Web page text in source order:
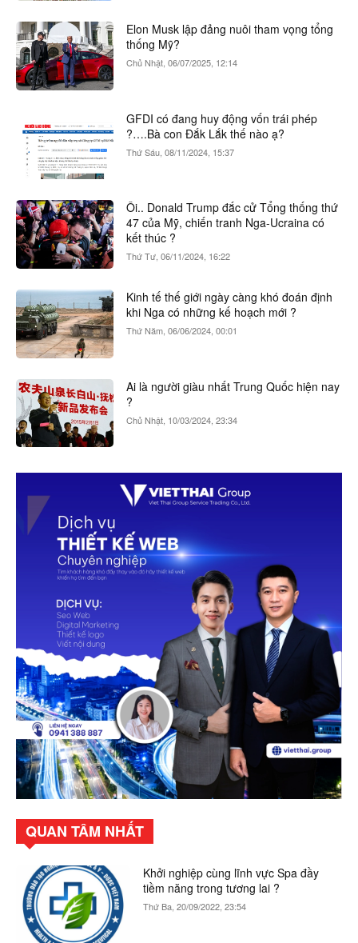
Elon Musk lập đảng nuôi tham vọng tổng
thống Mỹ?
Chủ Nhật, 06/07/2025, 12:14
GFDI có đang huy động vốn trái phép
?….Bà con Đắk Lắk thế nào ạ?
Thứ Sáu, 08/11/2024, 15:37
Ôi.. Donald Trump đắc cử Tổng thống thứ
47 của Mỹ, chiến tranh Nga-Ucraina có
kết thúc ?
Thứ Tư, 06/11/2024, 16:22
Kinh tế thế giới ngày càng khó đoán định
khi Nga có những kế hoạch mới ?
Thứ Năm, 06/06/2024, 00:01
Ai là người giàu nhất Trung Quốc hiện nay
?
Chủ Nhật, 10/03/2024, 23:34
QUAN TÂM NHẤT
Khởi nghiệp cùng lĩnh vực Spa đầy
tiềm năng trong tương lai ?
Thứ Ba, 20/09/2022, 23:54